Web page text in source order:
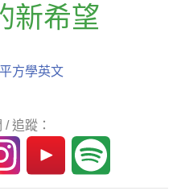
新希望
方學英文
追蹤：